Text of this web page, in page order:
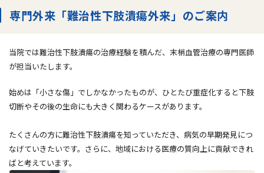
専門外来「難治性下肢潰瘍外来」のご案内
当院では難治性下肢潰瘍の治療経験を積んだ、末梢血管治療の専門医師
が担当いたします。
始めは「小さな傷」でしかなかったものが、ひとたび重症化すると下肢
切断やその後の生命にも大きく関わるケースがあります。
たくさんの方に難治性下肢潰瘍を知っていただき、病気の早期発見につ
なげていきたいです。さらに、地域における医療の質向上に貢献できれ
ばと考えています。